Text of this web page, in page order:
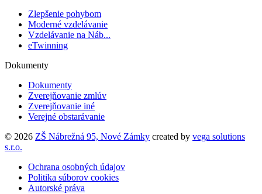
Zlepšenie pohybom
Moderné vzdelávanie
Vzdelávanie na Náb...
eTwinning
Dokumenty
Dokumenty
Zverejňovanie zmlúv
Zverejňovanie iné
Verejné obstarávanie
© 2026 ZŠ Nábrežná 95, Nové Zámky created by vega solutions
s.r.o.
Ochrana osobných údajov
Politika súborov cookies
Autorské práva